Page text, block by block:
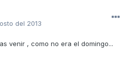
del 2013
venir , como no era el domingo...